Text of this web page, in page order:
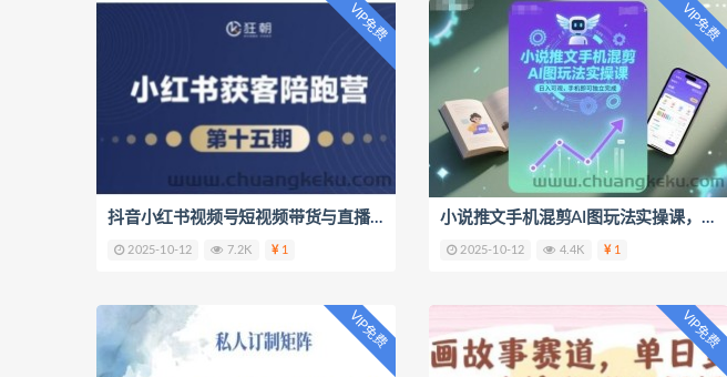
VIP免费
抖音小红书视频号短视频带货与直播变现(11-18期),打造爆款内容，实现高效变现（更新）
2025-10-12 7.2K 1
VIP免费
小说推文手机混剪AI图玩法实操课，日入可观，手机即可独立完成
2025-10-12 4.4K 1
VIP免费 VIP免费